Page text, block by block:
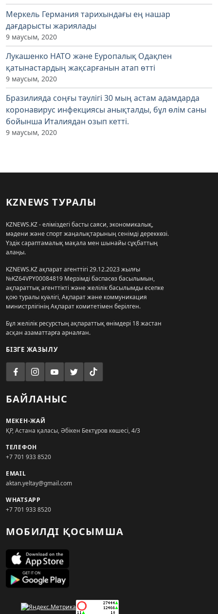
Меркель Германия тарихындағы ең нашар
дағдарысты жариялады
9 маусым, 2020
Лукашенко НАТО және Еуропалық Одақпен
қатынастардың жақсарғанын атап өтті
9 маусым, 2020
Бразилияда соңғы тәулігі 30 мың астам адамдарда
коронавирус инфекциясы анықталды, бұл өлім саны
бойынша Италиядан озып кетті.
9 маусым, 2020
KZNEWS ТУРАЛЫ
KZNEWS.KZ - еліміздегі басты саяси, экономикалық,
мәдени және спорт жаңалықтарының сенімді дереккөзі.
Үздік сараптамалық мақала мен шынайы сұқбаттың
алаңы.
KZNEWS.KZ ақпарат агенттігі 29.12.2023 жылғы
№KZ64VPY00084819 Мерзімді баспасөз басылымын,
ақпараттық агенттікті және желілік басылымды есепке
қою туралы куәлігі, Ақпарат және коммуникация
министрлігінің Ақпарат комитетімен берілген.
Бұл желілік ресурстың ақпараттық өнімдері 18 жастан
асқан азаматтарға арналған.
БІЗГЕ ЖАЗЫЛУ
БАЙЛАНЫС
МЕКЕН-ЖАЙ
ҚР, Астана қаласы, Әбікен Бектұров көшесі, 4/3
ТЕЛЕФОН
+7 701 933 8520
EMAIL
aktan.yeltay@gmail.com
WHATSAPP
+7 701 933 8520
МОБИЛДІ ҚОСЫМША